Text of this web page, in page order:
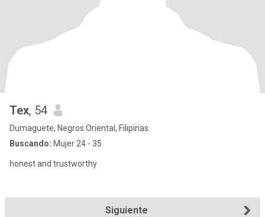
Tex, 54
Dumaguete, Negros Oriental, Filipinas
Buscando: Mujer 24 - 35
honest and trustworthy
Siguiente